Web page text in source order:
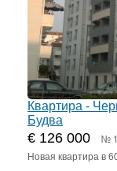
Квартира -
Будва
€ 126 000 №
Новая квартира в